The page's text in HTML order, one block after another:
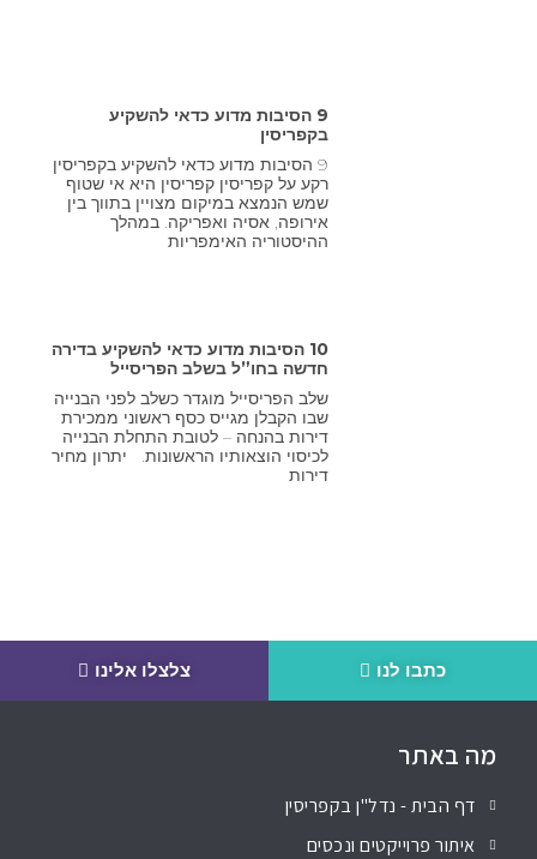
9 הסיבות מדוע כדאי להשקיע
בקפריסין
9 הסיבות מדוע כדאי להשקיע בקפריסין
רקע על קפריסין קפריסין היא אי שטוף
שמש הנמצא במיקום מצויין בתווך בין
אירופה, אסיה ואפריקה. במהלך
ההיסטוריה האימפריות
10 הסיבות מדוע כדאי להשקיע בדירה
חדשה בחו”ל בשלב הפריסייל
שלב הפריסייל מוגדר כשלב לפני הבנייה
שבו הקבלן מגייס כסף ראשוני ממכירת
דירות בהנחה – לטובת התחלת הבנייה
לכיסוי הוצאותיו הראשונות. יתרון מחיר
דירות
כתבו לנו צלצלו אלינו
מה באתר
דף הבית - נדל"ן בקפריסין
איתור פרוייקטים ונכסים